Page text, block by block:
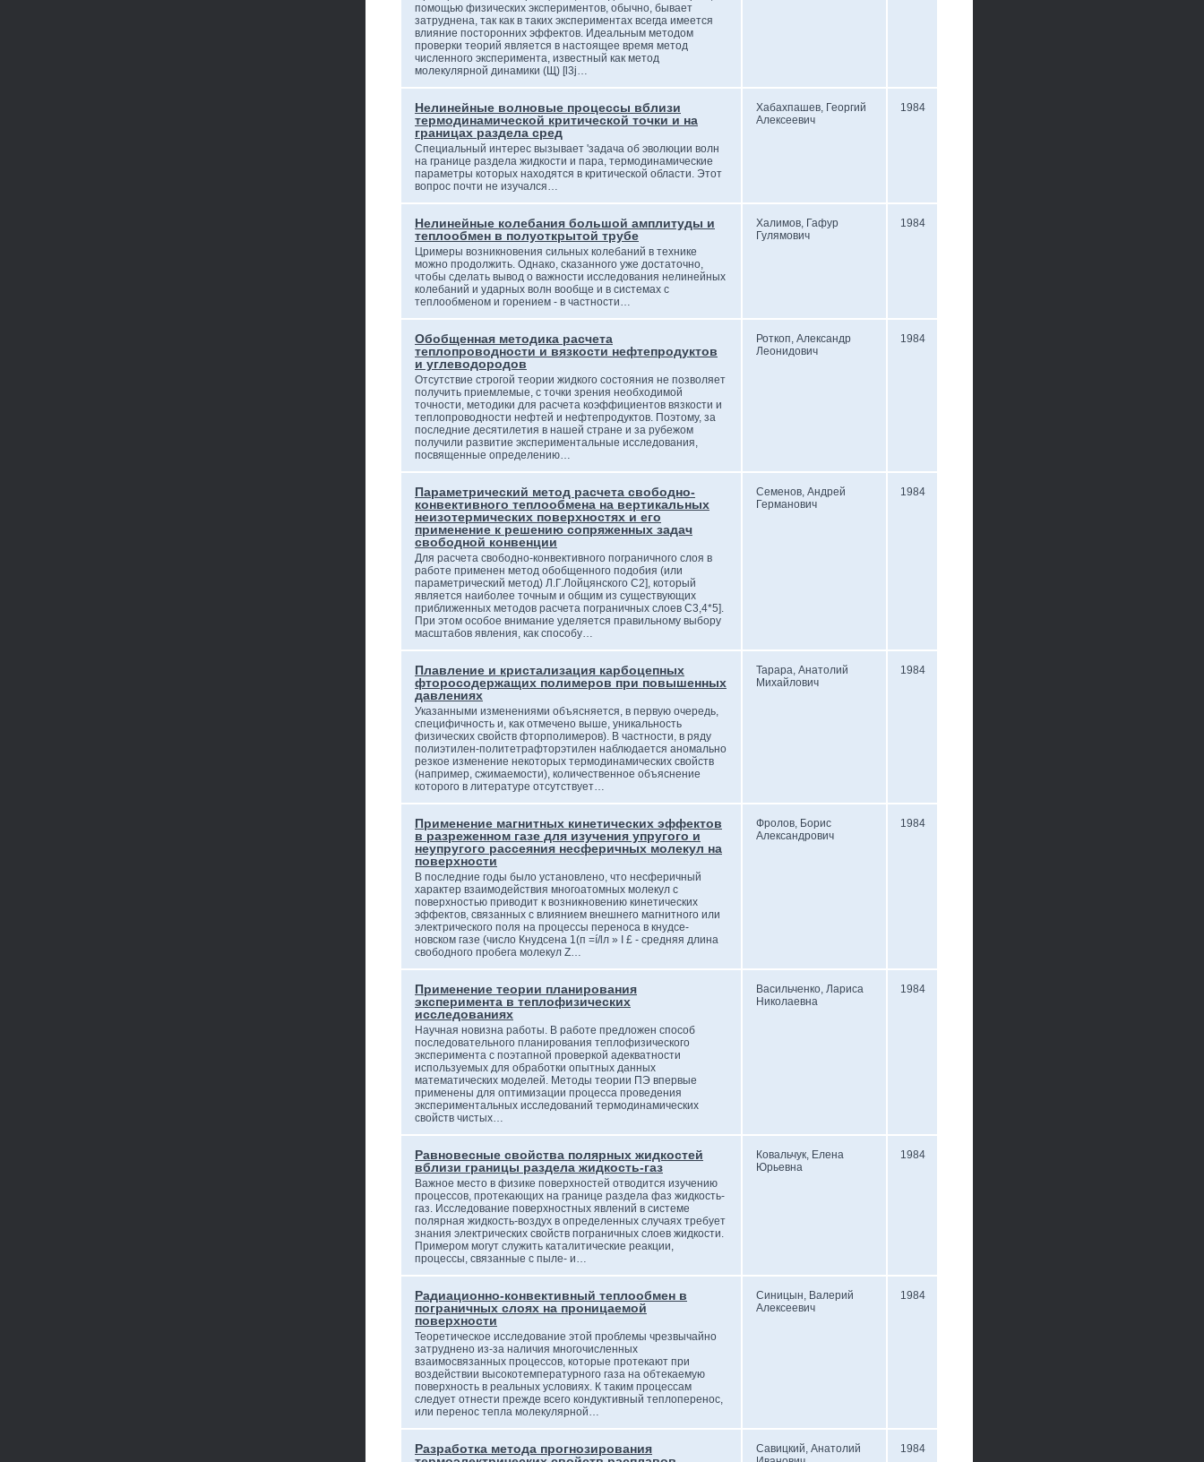
помощью физических экспериментов, обычно, бывает
затруднена, так как в таких экспериментах всегда имеется
влияние посторонних эффектов. Идеальным методом
проверки теорий является в настоящее время метод
численного эксперимента, известный как метод
молекулярной динамики (Щ) [l3j…
Нелинейные волновые процессы вблизи
термодинамической критической точки и на
границах раздела сред
Специальный интерес вызывает 'задача об эволюции волн
на границе раздела жидкости и пара, термодинамические
параметры которых находятся в критической области. Этот
вопрос почти не изучался…
Хабахпашев, Георгий
Алексеевич
1984
Нелинейные колебания большой амплитуды и
теплообмен в полуоткрытой трубе
Цримеры возникновения сильных колебаний в технике
можно продолжить. Однако, сказанного уже достаточно,
чтобы сделать вывод о важности исследования нелинейных
колебаний и ударных волн вообще и в системах с
теплообменом и горением - в частности…
Халимов, Гафур
Гулямович
1984
Обобщенная методика расчета
теплопроводности и вязкости нефтепродуктов
и углеводородов
Отсутствие строгой теории жидкого состояния не позволяет
получить приемлемые, с точки зрения необходимой
точности, методики для расчета коэффициентов вязкости и
теплопроводности нефтей и нефтепродуктов. Поэтому, за
последние десятилетия в нашей стране и за рубежом
получили развитие экспериментальные исследования,
посвященные определению…
Роткоп, Александр
Леонидович
1984
Параметрический метод расчета свободно-
конвективного теплообмена на вертикальных
неизотермических поверхностях и его
применение к решению сопряженных задач
свободной конвенции
Для расчета свободно-конвективного пограничного слоя в
работе применен метод обобщенного подобия (или
параметрический метод) Л.Г.Лойцянского С2], который
является наиболее точным и общим из существующих
приближенных методов расчета пограничных слоев С3,4*5].
При этом особое внимание уделяется правильному выбору
масштабов явления, как способу…
Семенов, Андрей
Германович
1984
Плавление и кристализация карбоцепных
фторосодержащих полимеров при повышенных
давлениях
Указанными изменениями объясняется, в первую очередь,
специфичность и, как отмечено выше, уникальность
физических свойств фторполимеров). В частности, в ряду
полиэтилен-политетрафторэтилен наблюдается аномально
резкое изменение некоторых термодинамических свойств
(например, сжимаемости), количественное объяснение
которого в литературе отсутствует…
Тарара, Анатолий
Михайлович
1984
Применение магнитных кинетических эффектов
в разреженном газе для изучения упругого и
неупругого рассеяния несферичных молекул на
поверхности
В последние годы было установлено, что несферичный
характер взаимодействия многоатомных молекул с
поверхностью приводит к возникновению кинетических
эффектов, связанных с влиянием внешнего магнитного или
электрического поля на процессы переноса в кнудсе-
новском газе (число Кнудсена 1(п =í/lл » I £ - средняя длина
свободного пробега молекул Z…
Фролов, Борис
Александрович
1984
Применение теории планирования
эксперимента в теплофизических
исследованиях
Научная новизна работы. В работе предложен способ
последовательного планирования теплофизического
эксперимента с поэтапной проверкой адекватности
используемых для обработки опытных данных
математических моделей. Методы теории ПЭ впервые
применены для оптимизации процесса проведения
экспериментальных исследований термодинамических
свойств чистых…
Васильченко, Лариса
Николаевна
1984
Равновесные свойства полярных жидкостей
вблизи границы раздела жидкость-газ
Важное место в физике поверхностей отводится изучению
процессов, протекающих на границе раздела фаз жидкость-
газ. Исследование поверхностных явлений в системе
полярная жидкость-воздух в определенных случаях требует
знания электрических свойств пограничных слоев жидкости.
Примером могут служить каталитические реакции,
процессы, связанные с пыле- и…
Ковальчук, Елена
Юрьевна
1984
Радиационно-конвективный теплообмен в
пограничных слоях на проницаемой
поверхности
Теоретическое исследование этой проблемы чрезвычайно
затруднено из-за наличия многочисленных
взаимосвязанных процессов, которые протекают при
воздействии высокотемпературного газа на обтекаемую
поверхность в реальных условиях. К таким процессам
следует отнести прежде всего кондуктивный теплоперенос,
или перенос тепла молекулярной…
Синицын, Валерий
Алексеевич
1984
Разработка метода прогнозирования
Савицкий, Анатолий
1984